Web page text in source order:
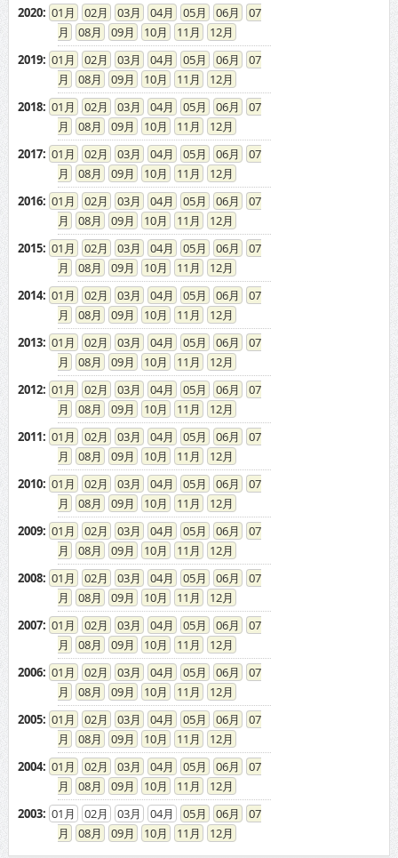
2020: 01 02 03 04 05 06
07
08
09 10 11
12
2019: 01 02 03 04 05 06
07
08
09 10 11
12
2018: 01 02 03 04 05 06
07
08
09 10 11
12
2017: 01 02 03 04 05 06
07
08
09 10 11
12
2016: 01 02 03 04 05 06
07
08
09 10 11
12
2015: 01 02 03 04 05 06
07
08
09 10 11
12
2014: 01 02 03 04 05 06
07
08
09 10 11
12
2013: 01 02 03 04 05 06
07
08
09 10 11
12
2012: 01 02 03 04 05 06
07
08
09 10 11
12
2011: 01 02 03 04 05 06
07
08
09 10 11
12
2010: 01 02 03 04 05 06
07
08
09 10 11
12
2009: 01 02 03 04 05 06
07
08
09 10 11
12
2008: 01 02 03 04 05 06
07
08
09 10 11
12
2007: 01 02 03 04 05 06
07
08
09 10 11
12
2006: 01 02 03 04 05 06
07
08
09 10 11
12
2005: 01 02 03 04 05 06
07
08
09 10 11
12
2004: 01 02 03 04 05 06
07
08
09 10 11
12
2003: 01 02 03 04 05 06
07
08
09 10 11 12